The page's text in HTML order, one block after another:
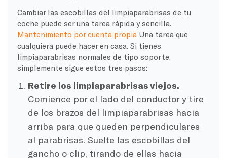
Cambiar las escobillas del limpiaparabrisas de tu
coche puede ser una tarea rápida y sencilla.
Mantenimiento por cuenta propiaUna tarea que
cualquiera puede hacer en casa. Si tienes
limpiaparabrisas normales de tipo soporte,
simplemente sigue estos tres pasos:
Retire los limpiaparabrisas viejos.
Comience por el lado del conductor y tire
de los brazos del limpiaparabrisas hacia
arriba para que queden perpendiculares
al parabrisas. Suelte las escobillas del
gancho o clip, tirando de ellas hacia